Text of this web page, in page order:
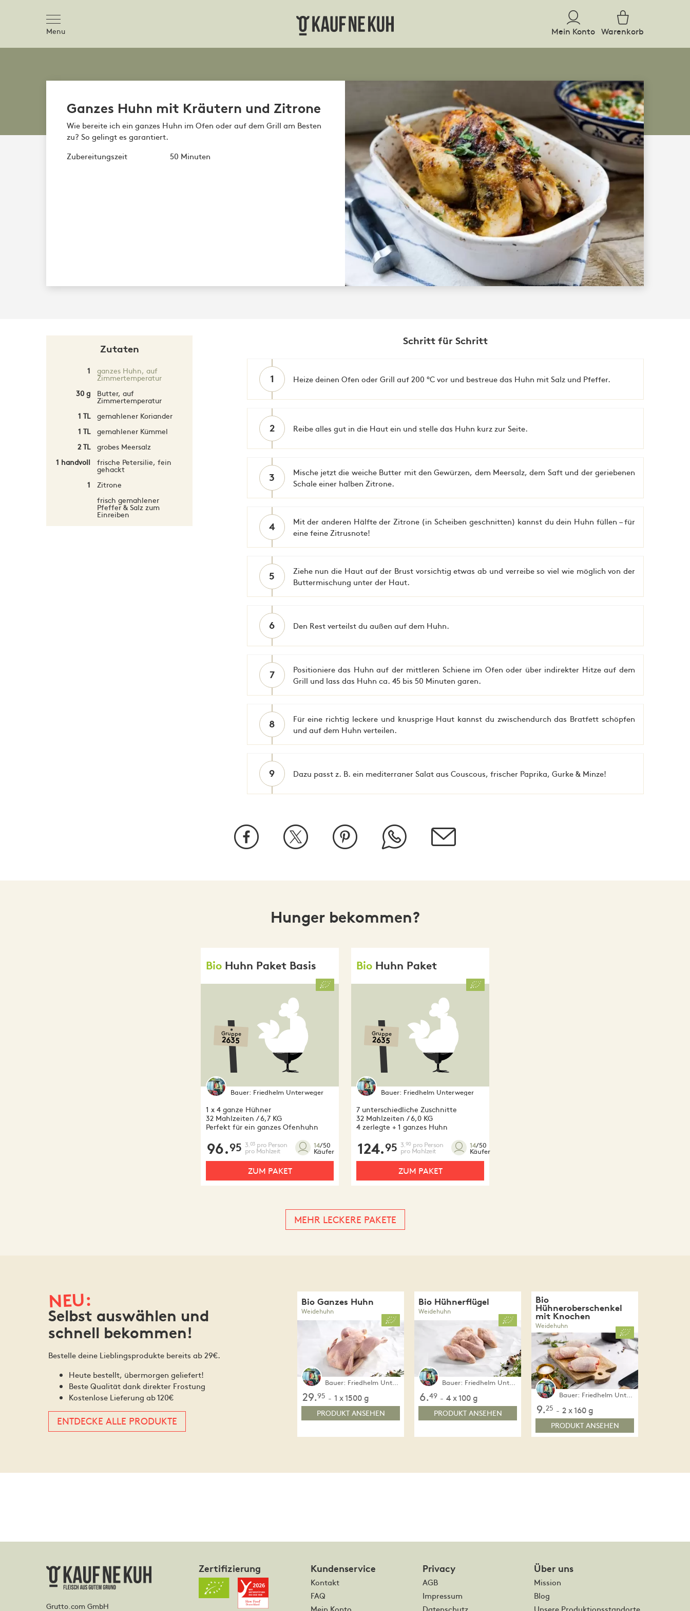
Menu Mein Konto Warenkorb
Ganzes Huhn mit Kräutern und Zitrone
Wie bereite ich ein ganzes Huhn im Ofen oder auf dem Grill am Besten
zu? So gelingt es garantiert.
Zubereitungszeit
50 Minuten
Zutaten
1 ganzes Huhn, auf
Zimmertemperatur
30 g
Butter, auf
Zimmertemperatur
1 TL
gemahlener Koriander
1 TL
gemahlener Kümmel
2 TL
grobes Meersalz
1 handvoll
frische Petersilie, fein
gehackt
1
Zitrone
frisch gemahlener
Pfeffer & Salz zum
Einreiben
Schritt für Schritt
1 Heize deinen Ofen oder Grill auf 200 °C vor und bestreue das Huhn mit Salz und Pfeffer.
2 Reibe alles gut in die Haut ein und stelle das Huhn kurz zur Seite.
3
Mische jetzt die weiche Butter mit den Gewürzen, dem Meersalz, dem Saft und der geriebenen
Schale einer halben Zitrone.
4
Mit der anderen Hälfte der Zitrone (in Scheiben geschnitten) kannst du dein Huhn füllen – für
eine feine Zitrusnote!
5
Ziehe nun die Haut auf der Brust vorsichtig etwas ab und verreibe so viel wie möglich von der
Buttermischung unter der Haut.
6 Den Rest verteilst du außen auf dem Huhn.
7
Positioniere das Huhn auf der mittleren Schiene im Ofen oder über indirekter Hitze auf dem
Grill und lass das Huhn ca. 45 bis 50 Minuten garen.
8
Für eine richtig leckere und knusprige Haut kannst du zwischendurch das Bratfett schöpfen
und auf dem Huhn verteilen.
9 Dazu passt z. B. ein mediterraner Salat aus Couscous, frischer Paprika, Gurke & Minze!
Hunger bekommen?
Bio Huhn Paket Basis
Gruppe
2635
Bauer: Friedhelm Unterweger
1 x 4 ganze Hühner
32 Mahlzeiten / 6,7 KG
Perfekt für ein ganzes Ofenhuhn
96.95 3. 03pro Person
pro Mahlzeit
14/50
Käufer
ZUM PAKET
Bio Huhn Paket
Gruppe
2635
Bauer: Friedhelm Unterweger
7 unterschiedliche Zuschnitte
32 Mahlzeiten / 6,0 KG
4 zerlegte + 1 ganzes Huhn
124.95 3. 90 pro Person
pro Mahlzeit
14/50
Käufer
ZUM PAKET
MEHR LECKERE PAKETE
NEU:
Selbst auswählen und
schnell bekommen!
Bestelle deine Lieblingsprodukte bereits ab 29€.
Heute bestellt, übermorgen geliefert!
Beste Qualität dank direkter Frostung
Kostenlose Lieferung ab 120€
ENTDECKE ALLE PRODUKTE
Bio Ganzes Huhn
Weidehuhn
Bauer: Friedhelm Unterweger
29.95 - 1 x 1500 g
PRODUKT ANSEHEN
Bio Hühnerflügel
Weidehuhn
Bauer: Friedhelm Unterweger
6.49 - 4 x 100 g
PRODUKT ANSEHEN
Bio
Hühneroberschenkel
mit Knochen
Weidehuhn
Bauer: Friedhelm Unterweger
9.25 - 2 x 160 g
PRODUKT ANSEHEN
Grutto.com GmbH
Zertifizierung
Kundenservice
Kontakt
FAQ
Mein Konto
Privacy
AGB
Impressum
Datenschutz
Über uns
Mission
Blog
Unsere Produktionsstandorte